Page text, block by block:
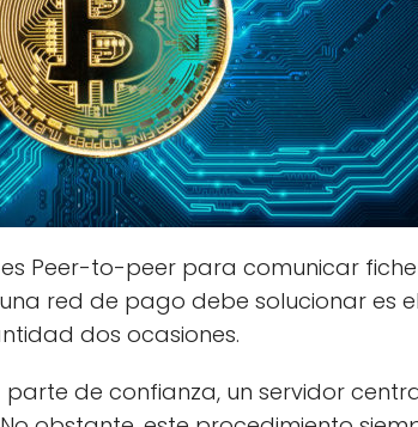
Peer-to-peer para comunicar
red de pago debe solucionar es
dos ocasiones.
de confianza, un servidor